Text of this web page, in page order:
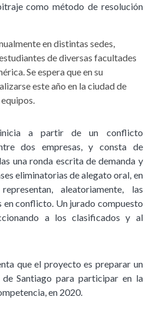
como método de resolución
en distintas sedes,
de diversas facultades
Se espera que en su
este año en la ciudad de
a partir de un conflicto
dos empresas, y consta de
una ronda escrita de demanda y
eliminatorias de alegato oral, en
aleatoriamente, las
en conflicto. Un jurado compuesto
a los clasificados y al
que el proyecto es preparar un
Santiago para participar en la
en 2020.